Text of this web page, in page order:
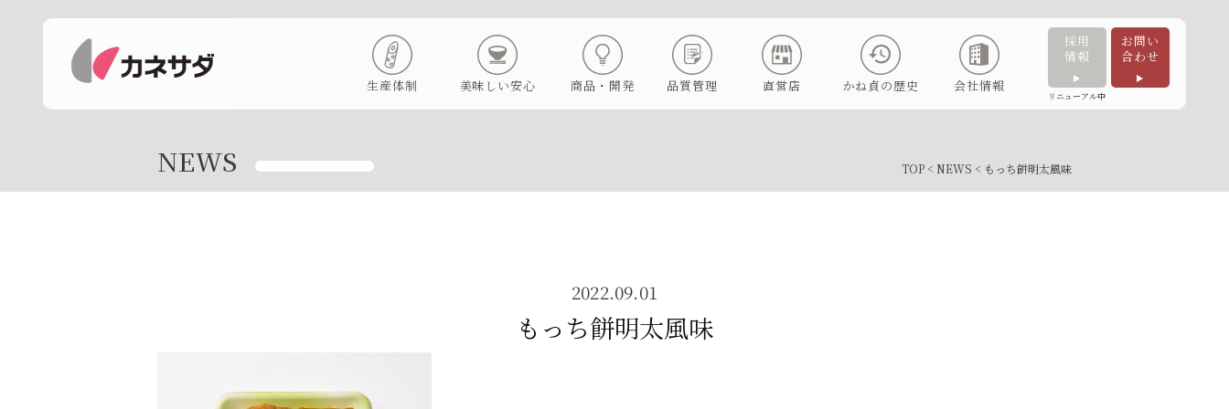
生産体制 美味しい安心 商品・開発 品質管理 直営店 かね貞の歴史 会社情報
採用
情報
リニューアル中
お問い
合わせ
NEWS TOP < NEWS < もっち餅明太風味
2022.09.01
もっち餅明太風味